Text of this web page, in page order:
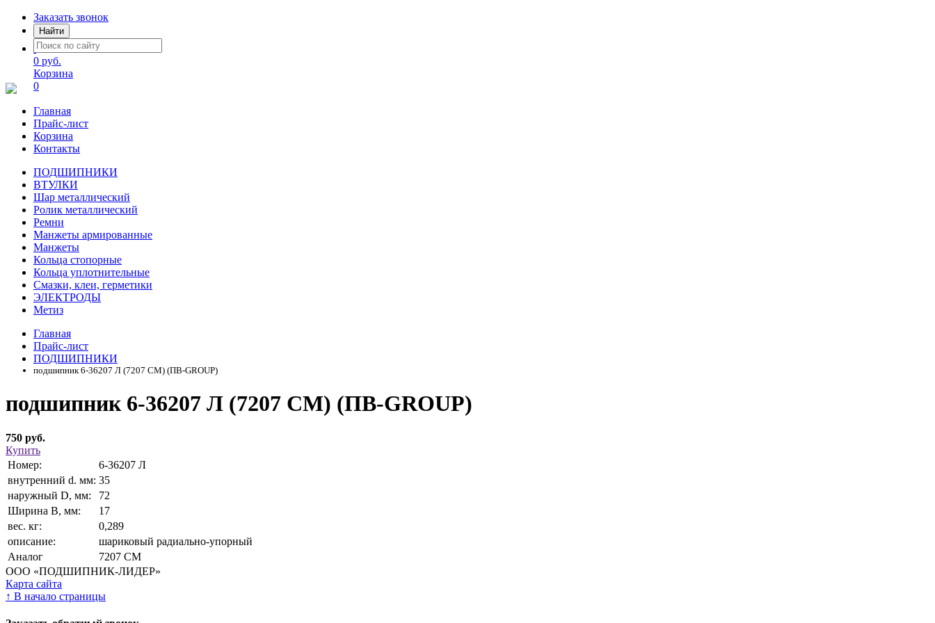
Заказать звонок
Найти
0 руб.
Корзина
0
Главная
Прайс-лист
Корзина
Контакты
ПОДШИПНИКИ
ВТУЛКИ
Шар металлический
Ролик металлический
Ремни
Манжеты армированные
Манжеты
Кольца стопорные
Кольца уплотнительные
Смазки, клеи, герметики
ЭЛЕКТРОДЫ
Метиз
Главная
Прайс-лист
ПОДШИПНИКИ
подшипник 6-36207 Л (7207 CM) (ПВ-GROUP)
подшипник 6-36207 Л (7207 CM) (ПВ-GROUP)
750 руб.
Купить
Номер:
6-36207 Л
внутренний d. мм: 35
наружный D, мм:
72
Ширина В, мм:
17
вес. кг:
0,289
описание:
шариковый радиально-упорный
Аналог
7207 CM
ООО «ПОДШИПНИК-ЛИДЕР»
Карта сайта
↑ В начало страницы